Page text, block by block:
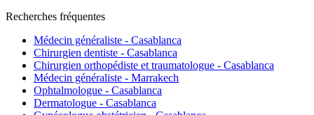
Recherches fréquentes
Médecin généraliste - Casablanca
Chirurgien dentiste - Casablanca
Chirurgien orthopédiste et traumatologue - Casablanca
Médecin généraliste - Marrakech
Ophtalmologue - Casablanca
Dermatologue - Casablanca